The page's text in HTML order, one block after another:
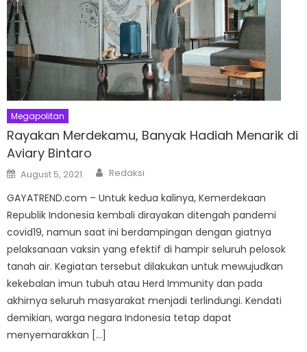
Megapolitan
Rayakan Merdekamu, Banyak Hadiah Menarik di
Aviary Bintaro
Posted
on
August 5, 2021 Author
Redaksi
GAYATREND.com – Untuk kedua kalinya, Kemerdekaan
Republik Indonesia kembali dirayakan ditengah pandemi
covid19, namun saat ini berdampingan dengan giatnya
pelaksanaan vaksin yang efektif di hampir seluruh pelosok
tanah air. Kegiatan tersebut dilakukan untuk mewujudkan
kekebalan imun tubuh atau Herd Immunity dan pada
akhirnya seluruh masyarakat menjadi terlindungi. Kendati
demikian, warga negara Indonesia tetap dapat
menyemarakkan […]